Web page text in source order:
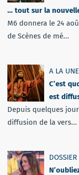
… tout sur la
M6 donnera le 24
de Scènes de mé...
A LA UNE
C’est
est
Depuis quelques
diffusion de la vers...